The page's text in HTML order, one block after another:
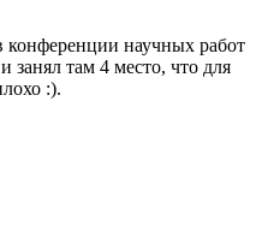
конференции научных работ
занял там 4 место, что для
:).